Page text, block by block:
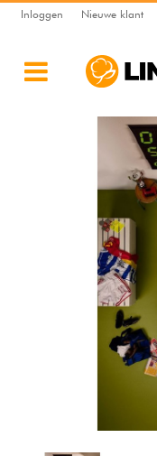
Inloggen Nieuwe klant